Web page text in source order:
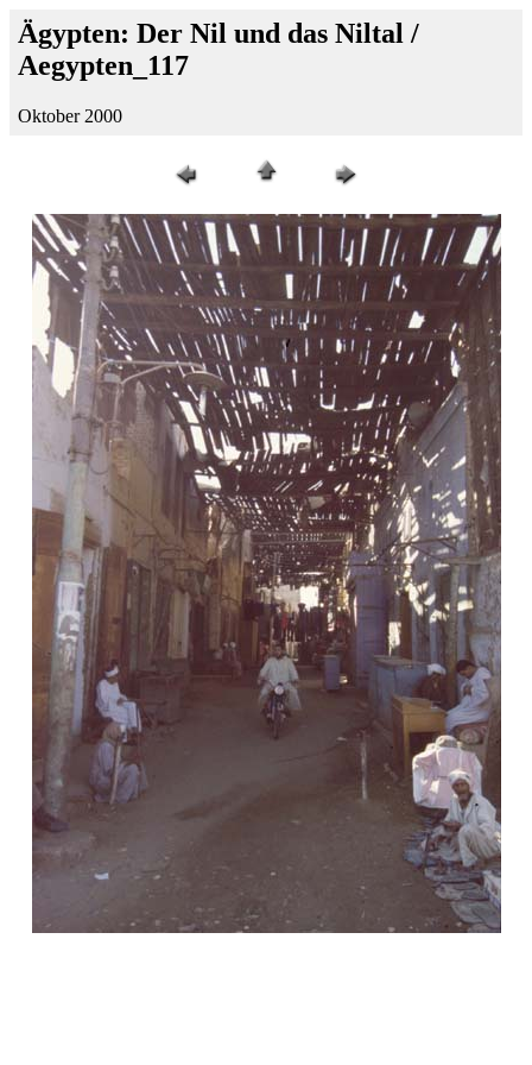
Ägypten: Der Nil und das Niltal /
Aegypten_117
Oktober 2000